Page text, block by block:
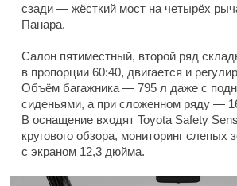
сзади — жёсткий мост на четырёх
Панара.
Салон пятиместный, второй ряд
в пропорции 60:40, двигается и
Объём багажника — 795 л даже с
сиденьями, а при сложенном ряду —
В оснащение входят Toyota Safety
кругового обзора, мониторинг слепых
с экраном 12,3 дюйма.